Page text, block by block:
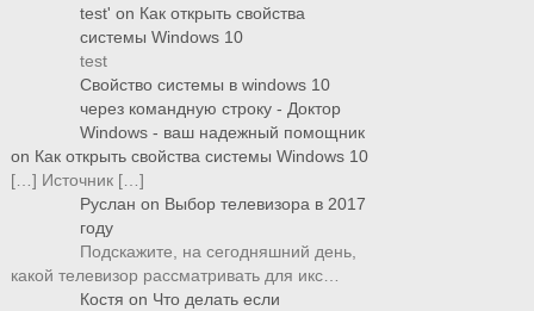
test' on Как открыть свойства
системы Windows 10
test
Свойство системы в windows 10
через командную строку - Доктор
Windows - ваш надежный помощник
on Как открыть свойства системы Windows 10
[…] Источник […]
Руслан on Выбор телевизора в 2017
году
Подскажите, на сегодняшний день,
какой телевизор рассматривать для икс…
Костя on Что делать если